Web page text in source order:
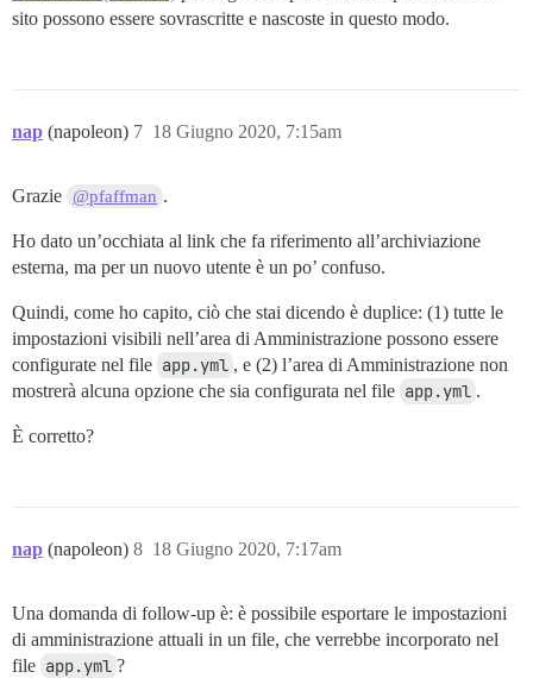
sito possono essere sovrascritte e nascoste in questo modo.
nap (napoleon) 18 Giugno 2020, 7:15am
7
Grazie @pfaffman .
Ho dato un’occhiata al link che fa riferimento all’archiviazione
esterna, ma per un nuovo utente è un po’ confuso.
Quindi, come ho capito, ciò che stai dicendo è duplice: (1) tutte le
impostazioni visibili nell’area di Amministrazione possono essere
configurate nel file app.yml , e (2) l’area di Amministrazione non
mostrerà alcuna opzione che sia configurata nel file app.yml .
È corretto?
nap (napoleon) 18 Giugno 2020, 7:17am
8
Una domanda di follow-up è: è possibile esportare le impostazioni
di amministrazione attuali in un file, che verrebbe incorporato nel
file app.yml ?